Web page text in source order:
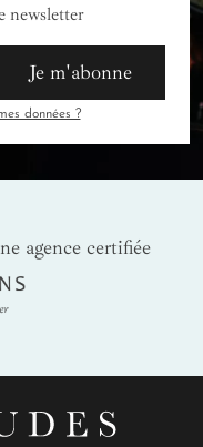
newsletter
Je m'abonne
données ?
agence certifiée